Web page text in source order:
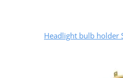
Headlight bulb holder